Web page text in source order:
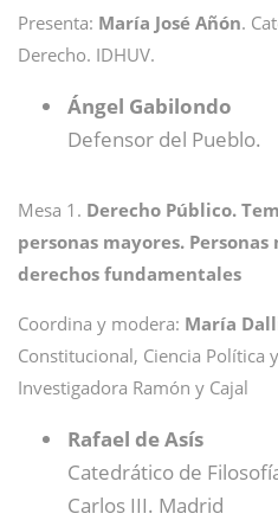
Presenta: María José Añón.
Derecho. IDHUV.
Ángel Gabilondo
Defensor del Pueblo.
Mesa 1. Derecho Público.
personas mayores.
derechos fundamentales
Coordina y modera: María
Constitucional, Ciencia Política
Investigadora Ramón y Cajal
Rafael de Asís
Catedrático de
Carlos III. Madrid